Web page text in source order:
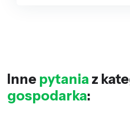
Inne pytania z
gospodarka: